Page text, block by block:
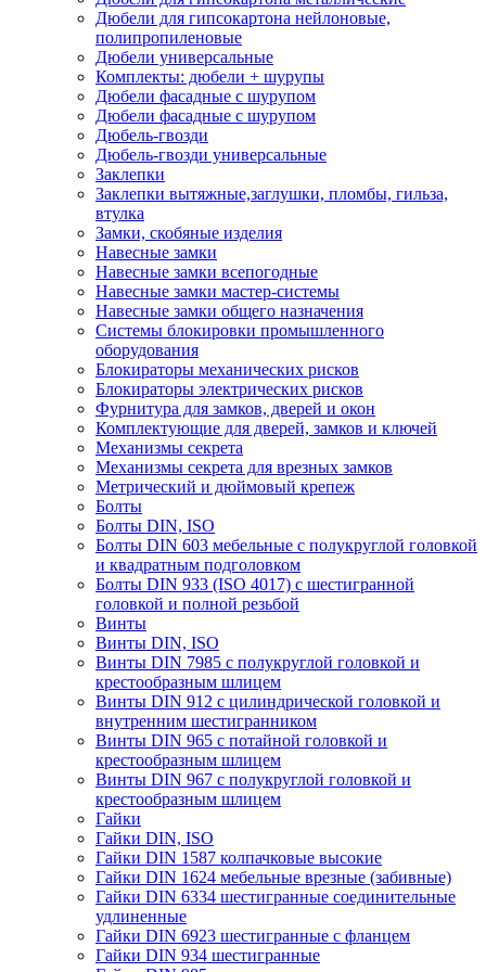
Дюбели для гипсокартона нейлоновые,
полипропиленовые
Дюбели универсальные
Комплекты: дюбели + шурупы
Дюбели фасадные с шурупом
Дюбели фасадные с шурупом
Дюбель-гвозди
Дюбель-гвозди универсальные
Заклепки
Заклепки вытяжные,заглушки, пломбы, гильза,
втулка
Замки, скобяные изделия
Навесные замки
Навесные замки всепогодные
Навесные замки мастер-системы
Навесные замки общего назначения
Системы блокировки промышленного
оборудования
Блокираторы механических рисков
Блокираторы электрических рисков
Фурнитура для замков, дверей и окон
Комплектующие для дверей, замков и ключей
Механизмы секрета
Механизмы секрета для врезных замков
Метрический и дюймовый крепеж
Болты
Болты DIN, ISO
Болты DIN 603 мебельные с полукруглой головкой
и квадратным подголовком
Болты DIN 933 (ISO 4017) с шестигранной
головкой и полной резьбой
Винты
Винты DIN, ISO
Винты DIN 7985 с полукруглой головкой и
крестообразным шлицем
Винты DIN 912 с цилиндрической головкой и
внутренним шестигранником
Винты DIN 965 с потайной головкой и
крестообразным шлицем
Винты DIN 967 с полукруглой головкой и
крестообразным шлицем
Гайки
Гайки DIN, ISO
Гайки DIN 1587 колпачковые высокие
Гайки DIN 1624 мебельные врезные (забивные)
Гайки DIN 6334 шестигранные соединительные
удлиненные
Гайки DIN 6923 шестигранные с фланцем
Гайки DIN 934 шестигранные